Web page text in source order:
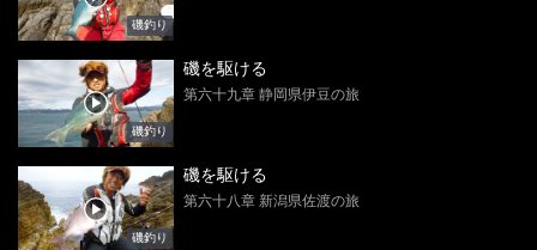
磯釣り
磯釣り
磯を駆ける
第六十九章 静岡県伊豆の旅
磯釣り
磯を駆ける
第六十八章 新潟県佐渡の旅